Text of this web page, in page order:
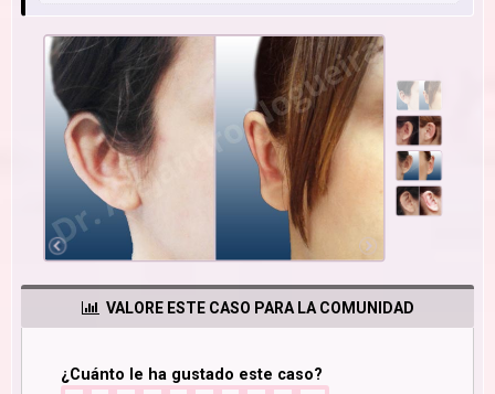
VALORE ESTE CASO PARA LA COMUNIDAD
¿Cuánto le ha gustado este caso?